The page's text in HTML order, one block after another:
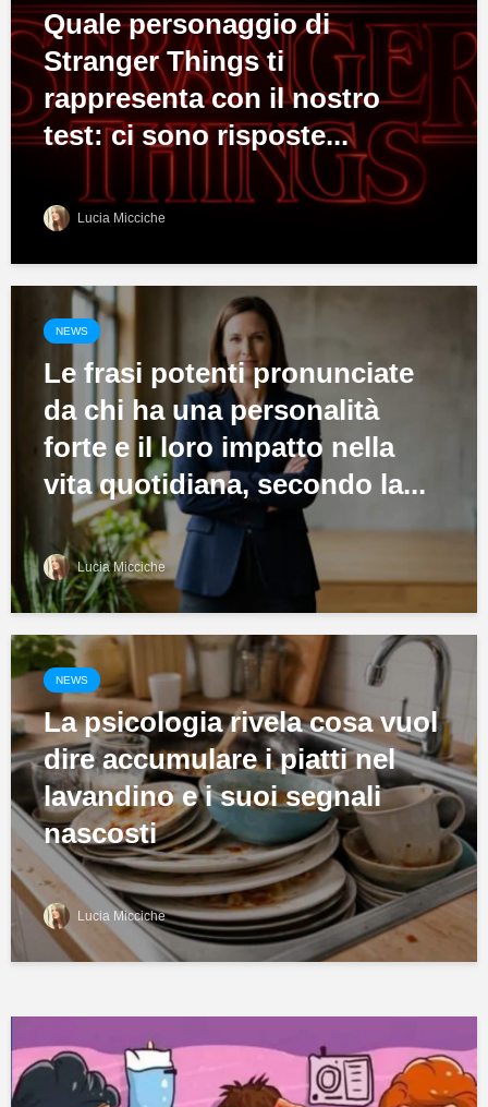
Quale personaggio di
Stranger Things ti
rappresenta con il nostro
test: ci sono risposte...
Lucia Micciche
NEWS
Le frasi potenti pronunciate
da chi ha una personalità
forte e il loro impatto nella
vita quotidiana, secondo la...
Lucia Micciche
NEWS
La psicologia rivela cosa vuol
dire accumulare i piatti nel
lavandino e i suoi segnali
nascosti
Lucia Micciche